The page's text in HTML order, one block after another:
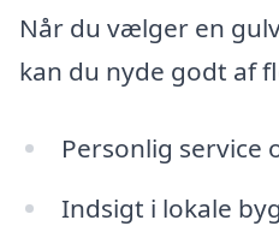
Når du vælger en
kan du nyde godt af
Personlig
Indsigt i lokale